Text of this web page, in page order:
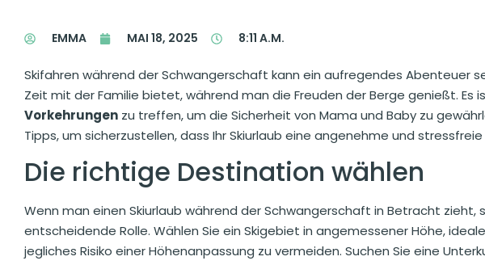
EMMA MAI 18, 2025 8:11 A.M.
Skifahren während der Schwangerschaft kann ein aufregendes Abenteuer
Zeit mit der Familie bietet, während man die Freuden der Berge genießt.
Vorkehrungen zu treffen, um die Sicherheit von Mama und Baby zu
Tipps, um sicherzustellen, dass Ihr Skiurlaub eine angenehme und
Die richtige Destination wählen
Wenn man einen Skiurlaub während der Schwangerschaft in Betracht zieht,
entscheidende Rolle. Wählen Sie ein Skigebiet in angemessener Höhe,
jegliches Risiko einer Höhenanpassung zu vermeiden. Suchen Sie eine